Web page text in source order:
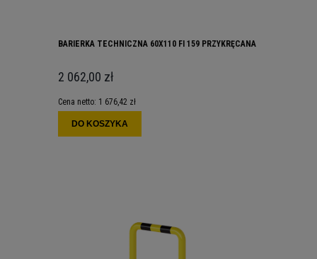
BARIERKA TECHNICZNA 60X110 FI 159 PRZYKRĘCANA
2 062,00 zł
Cena netto: 1 676,42 zł
DO KOSZYKA